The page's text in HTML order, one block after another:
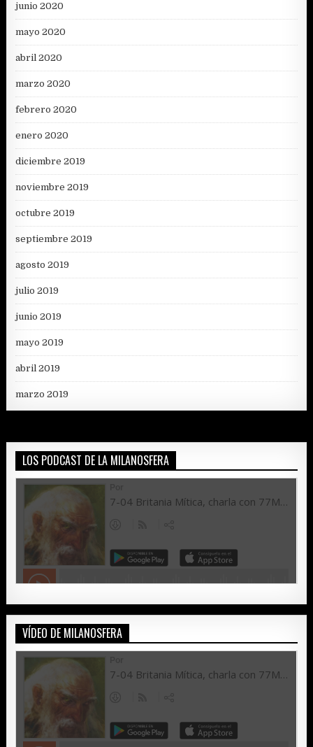
junio 2020
mayo 2020
abril 2020
marzo 2020
febrero 2020
enero 2020
diciembre 2019
noviembre 2019
octubre 2019
septiembre 2019
agosto 2019
julio 2019
junio 2019
mayo 2019
abril 2019
marzo 2019
LOS PODCAST DE LA MILANOSFERA
VÍDEO DE MILANOSFERA